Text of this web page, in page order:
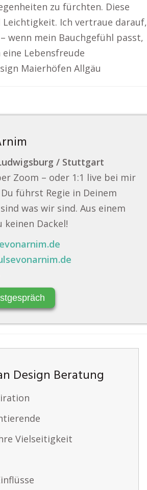
zu fürchten. Diese
Ich vertraue darauf,
wenn mein Bauchgefühl passt,
Lebensfreude
Maierhöfen Allgäu
/ Stuttgart
Zoom – oder 1:1 live bei mir
führst Regie in Deinem
was wir sind. Aus einem
keinen Dackel!
Design Beratung
Vielseitigkeit